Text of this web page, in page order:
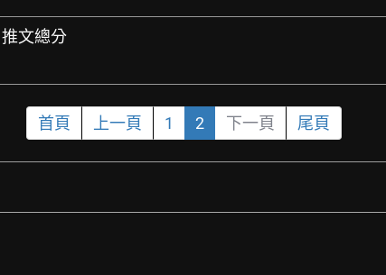
推文總分
首頁 上一頁 1 2 下一頁 尾頁